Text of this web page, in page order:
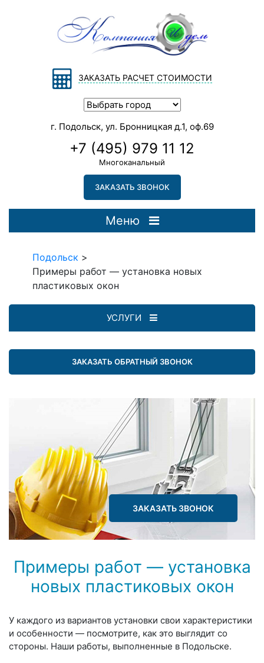
ЗАКАЗАТЬ РАСЧЕТ СТОИМОСТИ
г. Подольск, ул. Бронницкая д.1, оф.69
+7 (495) 979 11 12
Многоканальный
ЗАКАЗАТЬ ЗВОНОК
Меню
Подольск >
Примеры работ — установка новых
пластиковых окон
УСЛУГИ
ЗАКАЗАТЬ ОБРАТНЫЙ ЗВОНОК
ЗАКАЗАТЬ ЗВОНОК
Примеры работ — установка
новых пластиковых окон
У каждого из вариантов установки свои характеристики
и особенности — посмотрите, как это выглядит со
стороны. Наши работы, выполненные в Подольске.